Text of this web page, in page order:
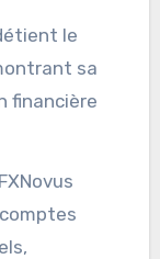
le
sa
financière